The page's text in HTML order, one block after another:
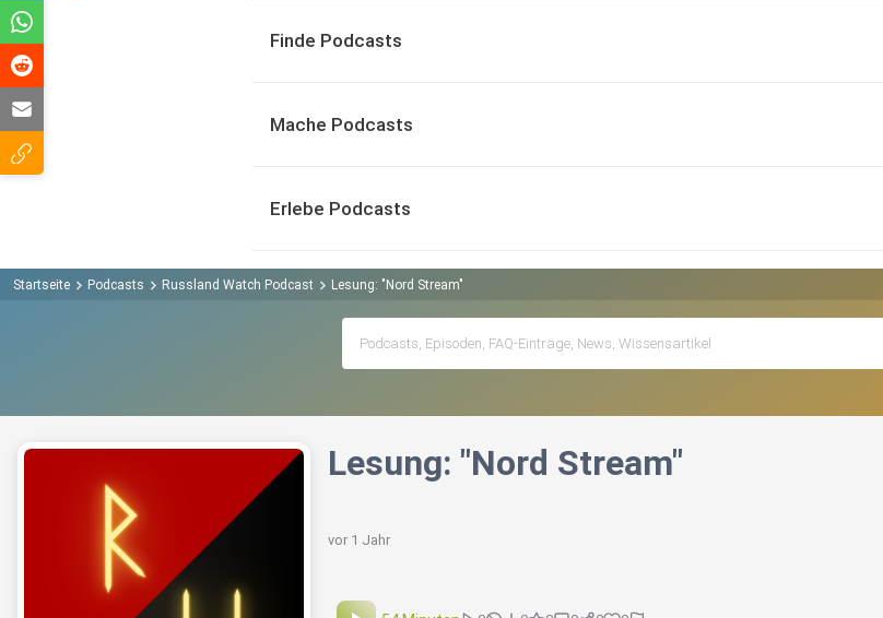
Finde Podcasts
Mache Podcasts
Erlebe Podcasts
Startseite Podcasts Russland Watch Podcast Lesung: "Nord Stream"
Lesung: "Nord Stream"
vor 1 Jahr